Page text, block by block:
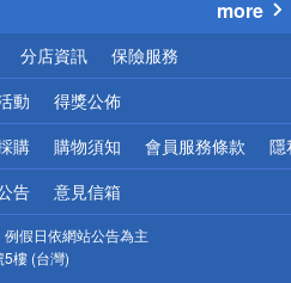
心！
more
分店資訊 保險服務
動 得獎公佈
購 購物須知 會員服務條款 隱
告 意見信箱
假日依網站公告為主
樓 (台灣)